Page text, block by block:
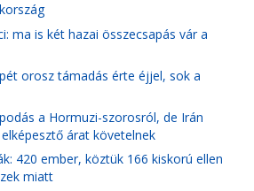
ma is két hazai összecsapás vár a
orosz támadás érte éjjel, sok a
a Hormuzi-szorosról, de Irán
árat követelnek
420 ember, köztük 166 kiskorú ellen
miatt